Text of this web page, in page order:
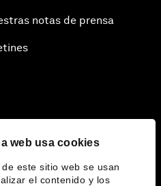
web usa cookies
este sitio web se usan
el contenido y los
notas de prensa